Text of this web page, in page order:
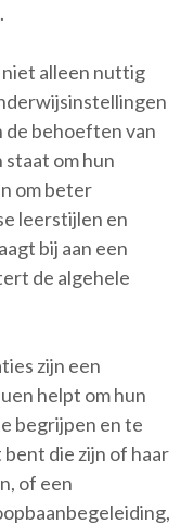
alleen nuttig
de behoeften van
om hun
om beter
leerstijlen en
bij aan een
de algehele
zijn een
helpt om hun
begrijpen en te
die zijn of haar
of een